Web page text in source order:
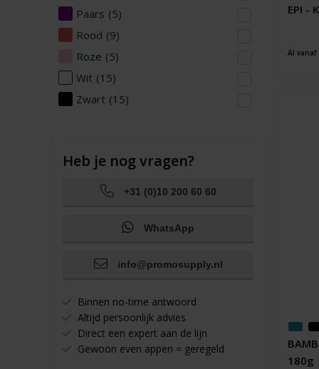
Paars (5)
Rood (9)
Roze (5)
Wit (15)
Zwart (15)
Heb je nog vragen?
+31 (0)10 200 60 60
WhatsApp
info@promosupply.nl
Binnen no-time antwoord
Altijd persoonlijk advies
Direct een expert aan de lijn
Gewoon even appen = geregeld
EPI -
Al vanaf
180g